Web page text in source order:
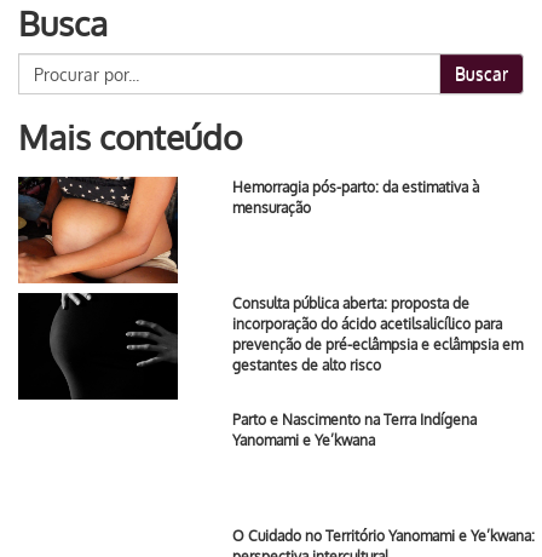
Busca
Buscar
Mais conteúdo
Hemorragia pós-parto: da estimativa à
mensuração
Consulta pública aberta: proposta de
incorporação do ácido acetilsalicílico para
prevenção de pré-eclâmpsia e eclâmpsia em
gestantes de alto risco
Parto e Nascimento na Terra Indígena
Yanomami e Ye’kwana
O Cuidado no Território Yanomami e Ye’kwana: